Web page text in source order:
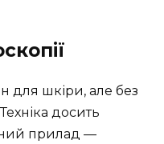
для шкіри, але без
досить
прилад —